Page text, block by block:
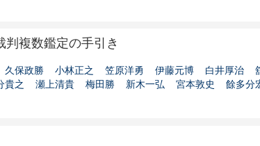
複数鑑定の手引き
久保政勝 小林正之 笠原洋勇 伊藤元博 白井厚治
貴之 瀬上清貴 梅田勝 新木一弘 宮本敦史 餘多分